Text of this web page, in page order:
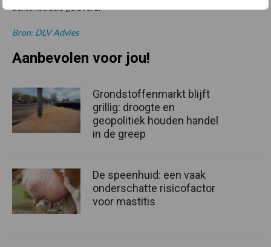
demonstratie geleverd.
Bron: DLV Advies
Aanbevolen voor jou!
Grondstoffenmarkt blijft
grillig: droogte en
geopolitiek houden handel
in de greep
De speenhuid: een vaak
onderschatte risicofactor
voor mastitis